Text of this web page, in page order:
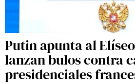
Putin apunta al
lanzan bulos contra
presidenciales